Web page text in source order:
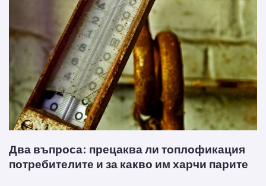
Два въпроса: прецаква ли топлофикация
потребителите и за какво им харчи парите